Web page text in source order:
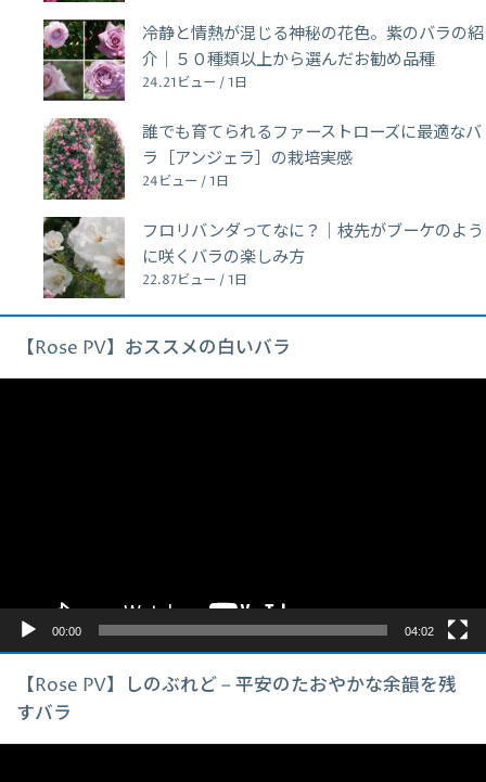
冷静と情熱が混じる神秘の花色。紫のバラの紹
介｜５０種類以上から選んだお勧め品種
24.21ビュー / 1日
誰でも育てられるファーストローズに最適なバ
ラ［アンジェラ］の栽培実感
24ビュー / 1日
フロリバンダってなに？｜枝先がブーケのよう
に咲くバラの楽しみ方
22.87ビュー / 1日
【Rose PV】おススメの白いバラ
00:00 04:02
【Rose PV】しのぶれど – 平安のたおやかな余韻を残
すバラ